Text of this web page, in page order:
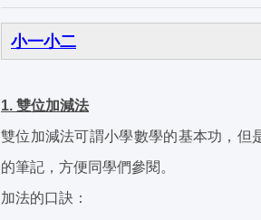
小一小二
1. 雙位加減法
雙位加減法可謂小學數學的基本功，但
的筆記，方便同學們參閱。
加法的口訣：